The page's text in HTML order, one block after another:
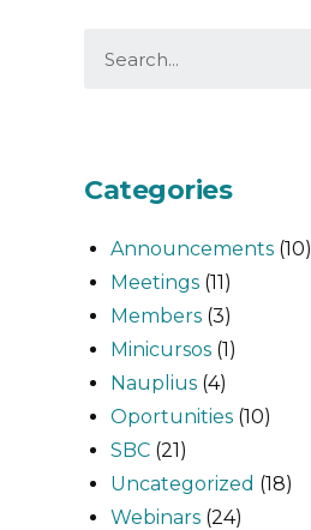
Categories
Announcements (10)
Meetings (11)
Members (3)
Minicursos (1)
Nauplius (4)
Oportunities (10)
SBC (21)
Uncategorized (18)
Webinars (24)